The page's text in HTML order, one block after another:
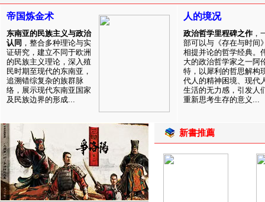
帝国炼金术
东南亚的民族主义与政治
认同 ，整合多种理论与实
证研究，建立不同于欧洲
的民族主义理论，深入殖
民时期至现代的东南亚，
追溯错综复杂的族群脉
络，展示现代东南亚国家
及民族边界的形成...
人的境况
政治哲学里程碑之作 ，
部可以与《存在与时间
相提并论的哲学经典。
大的政治哲学家之一阿
特，以犀利的哲思解构
代人的精神困境、现代
生活的无力感，引发人
重新思考生存的意义...
新書推薦